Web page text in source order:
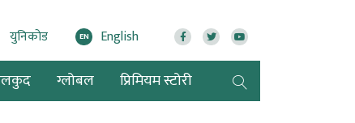
युनिकोड EN English
ग्लोबल प्रिमियम स्टोरी